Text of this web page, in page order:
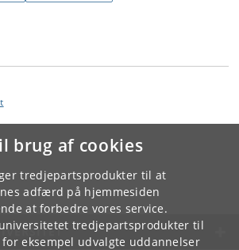
brug af cookies
tredjepartsprodukter til at
adfærd på hjemmesiden
at forbedre vores service.
tredjepartsprodukter til
eksempel udvalgte uddannelser